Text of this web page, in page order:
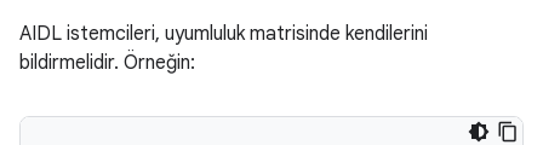
AIDL istemcileri, uyumluluk matrisinde kendilerini
bildirmelidir. Örneğin: